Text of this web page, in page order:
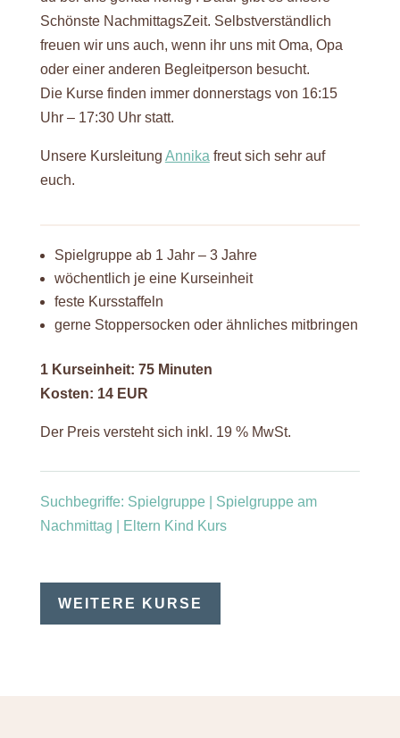
Schönste NachmittagsZeit. Selbstverständlich
freuen wir uns auch, wenn ihr uns mit Oma, Opa
oder einer anderen Begleitperson besucht.
Die Kurse finden immer donnerstags von 16:15
Uhr – 17:30 Uhr statt.
Unsere Kursleitung Annika freut sich sehr auf
euch.
Spielgruppe ab 1 Jahr – 3 Jahre
wöchentlich je eine Kurseinheit
feste Kursstaffeln
gerne Stoppersocken oder ähnliches mitbringen
1 Kurseinheit: 75 Minuten
Kosten: 14 EUR
Der Preis versteht sich inkl. 19 % MwSt.
Suchbegriffe: Spielgruppe | Spielgruppe am
Nachmittag | Eltern Kind Kurs
WEITERE KURSE